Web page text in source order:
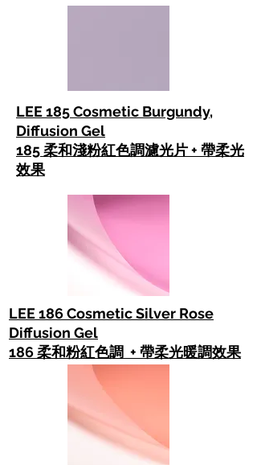
LEE 185 Cosmetic Burgundy,
Diffusion Gel
185 柔和淺粉紅色調濾光片 + 帶柔光
效果
LEE186 Cosmetic Silver Rose
Diffusion Gel
186 柔和粉紅色調 + 帶柔光暖調效果